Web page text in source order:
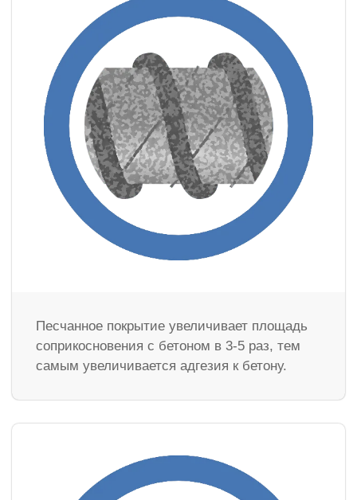
Песчанное покрытие увеличивает площадь
соприкосновения с бетоном в 3-5 раз, тем
самым увеличивается адгезия к бетону.